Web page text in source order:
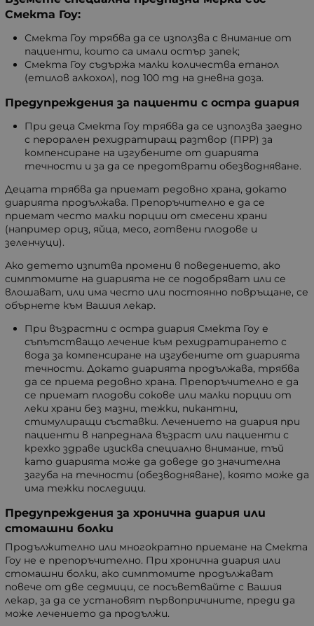
Смекта Гоу:
Смекта Гоу трябва да се използва с внимание от
пациенти, които са имали остър запек;
Смекта Гоу съдържа малки количества етанол
(етилов алкохол), под 100 mg на дневна доза.
Предупреждения за пациенти с остра диария
При деца Смекта Гоу трябва да се използва заедно
с перорален рехидратиращ разтвор (ПРР) за
компенсиране на изгубените от диарията
течности и за да се предотврати обезводняване.
Децата трябва да приемат редовно храна, докато
диарията продължава. Препоръчително е да се
приемат често малки порции от смесени храни
(например ориз, яйца, месо, готвени плодове и
зеленчуци).
Ако детето изпитва промени в поведението, ако
симптомите на диарията не се подобряват или се
влошават, или има често или постоянно повръщане, се
обърнете към Вашия лекар.
При възрастни с остра диария Смекта Гоу е
съпътстващо лечение към рехидратирането с
вода за компенсиране на изгубените от диарията
течности. Докато диарията продължава, трябва
да се приема редовно храна. Препоръчително е да
се приемат плодови сокове или малки порции от
леки храни без мазни, тежки, пикантни,
стимулиращи съставки. Лечението на диария при
пациенти в напреднала възраст или пациенти с
крехко здраве изисква специално внимание, тъй
като диарията може да доведе до значителна
загуба на течности (обезводняване), която може да
има тежки последици.
Предупреждения за хронична диария или
стомашни болки
Продължително или многократно приемане на Смекта
Гоу не е препоръчително. При хронична диария или
стомашни болки, ако симптомите продължават
повече от две седмици, се посъветвайте с Вашия
лекар, за да се установят първопричините, преди да
може лечението да продължи.